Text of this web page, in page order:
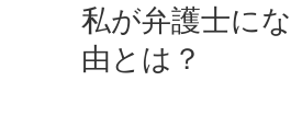
私が弁護士に
由とは？